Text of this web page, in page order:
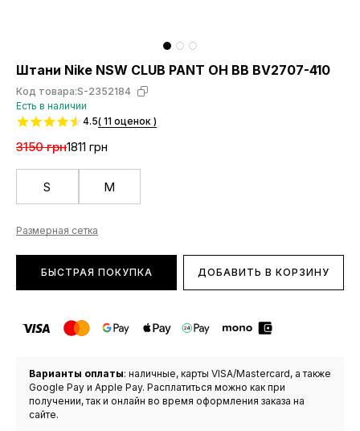
Штани Nike NSW CLUB PANT OH BB BV2707-410
Код товара:S-2352184
Есть в наличии
4.5( 11 оценок )
3150 грн1811 грн
S M
Размерная сетка
БЫСТРАЯ ПОКУПКА ДОБАВИТЬ В КОРЗИНУ
Варианты оплаты: наличные, карты VISA/Mastercard, а также
Google Pay и Apple Pay. Расплатиться можно как при
получении, так и онлайн во время оформления заказа на
сайте.